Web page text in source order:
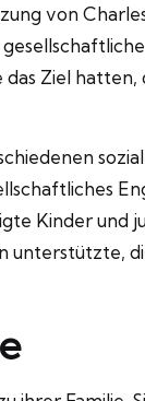
von
Ziel hatten,
Kinder und
unterstützte,